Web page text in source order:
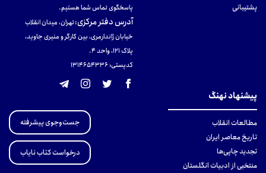
پشتیبانی
پاسخگوی تماس شما هستیم.
آدرس دفتر مرکزی:تهران، میدان انقلاب
خیابان ژاندارمری، بین کارگر و منیری جاوید،
پلاک 121، واحد ۴.
کدپستی: 131465433۶
پیشنهاد نهنگ
مطالعات انقلاب
تاریخ معاصر ایران
تجدید چاپی‌ها
منتخبی از ادبیات انگلستان
جست‌وجوی پیشرفته
درخواست کتاب نایاب